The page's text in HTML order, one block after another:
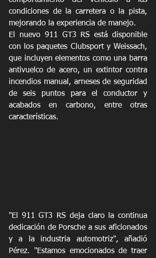
condiciones de la carretera o la pista,
mejorando la experiencia de manejo.
El nuevo 911 GT3 RS está disponible
con los paquetes Clubsport y Weissach,
que incluyen elementos como una barra
antivuelco de acero, un extintor contra
incendios manual, arneses de seguridad
de seis puntos para el conductor y
acabados en carbono, entre otras
características.
"El 911 GT3 RS deja claro la continua
dedicación de Porsche a sus aficionados
y a la industria automotriz", añadió
Pérez. "Estamos emocionados de traer